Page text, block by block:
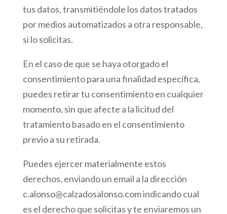
tus datos, transmitiéndole los datos tratados
por medios automatizados a otra responsable,
si lo solicitas.
En el caso de que se haya otorgado el
consentimiento para una finalidad específica,
puedes retirar tu consentimiento en cualquier
momento, sin que afecte a la licitud del
tratamiento basado en el consentimiento
previo a su retirada.
Puedes ejercer materialmente estos
derechos, enviando un email a la dirección
c.alonso@calzadosalonso.com indicando cual
es el derecho que solicitas y te enviaremos un